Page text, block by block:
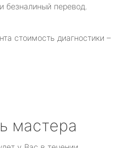
безналиный перевод.
стоимость диагностики –
мастера